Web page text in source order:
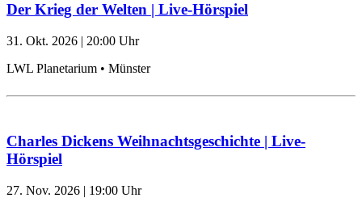
Der Krieg der Welten | Live-Hörspiel
31. Okt. 2026 | 20:00 Uhr
LWL Planetarium • Münster
Charles Dickens Weihnachtsgeschichte | Live-
Hörspiel
27. Nov. 2026 | 19:00 Uhr